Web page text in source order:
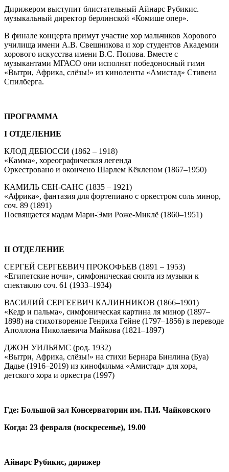
Дирижером выступит блистательный Айнарс Рубикис.
музыкальный директор берлинской «Комише опер».
В финале концерта примут участие хор мальчиков Хорового
училища имени А.В. Свешникова и хор студентов Академии
хорового искусства имени В.С. Попова. Вместе с
музыкантами МГАСО они исполнят победоносный гимн
«Вытри, Африка, слёзы!» из киноленты «Амистад» Стивена
Спилберга.
ПРОГРАММА
I ОТДЕЛЕНИЕ
КЛОД ДЕБЮССИ (1862 – 1918)
«Камма», хореографическая легенда
Оркестровано и окончено Шарлем Кёкленом (1867–1950)
КАМИЛЬ СЕН-САНС (1835 – 1921)
«Африка», фантазия для фортепиано с оркестром соль минор,
соч. 89 (1891)
Посвящается мадам Мари-Эми Роже-Миклё (1860–1951)
II ОТДЕЛЕНИЕ
СЕРГЕЙ СЕРГЕЕВИЧ ПРОКОФЬЕВ (1891 – 1953)
«Египетские ночи», симфоническая сюита из музыки к
спектаклю соч. 61 (1933–1934)
ВАСИЛИЙ СЕРГЕЕВИЧ КАЛИННИКОВ (1866–1901)
«Кедр и пальма», симфоническая картина ля минор (1897–
1898) на стихотворение Генриха Гейне (1797–1856) в переводе
Аполлона Николаевича Майкова (1821–1897)
ДЖОН УИЛЬЯМС (род. 1932)
«Вытри, Африка, слёзы!» на стихи Бернара Бинлина (Буа)
Дадье (1916–2019) из кинофильма «Амистад» для хора,
детского хора и оркестра (1997)
Где: Большой зал Консерватории им. П.И. Чайковского
Когда: 23 февраля (воскресенье), 19.00
Айнарс Рубикис, дирижер